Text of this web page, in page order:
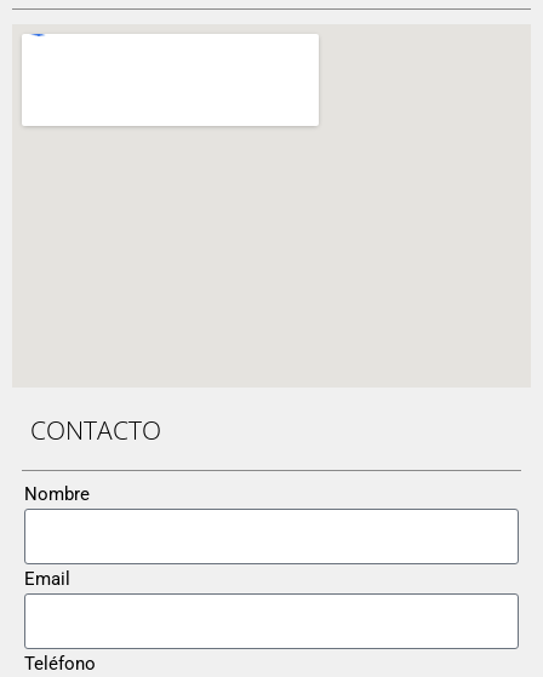
CONTACTO
Nombre
Email
Teléfono